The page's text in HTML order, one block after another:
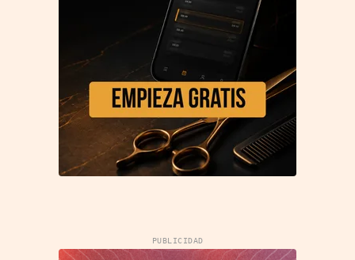
PUBLICIDAD